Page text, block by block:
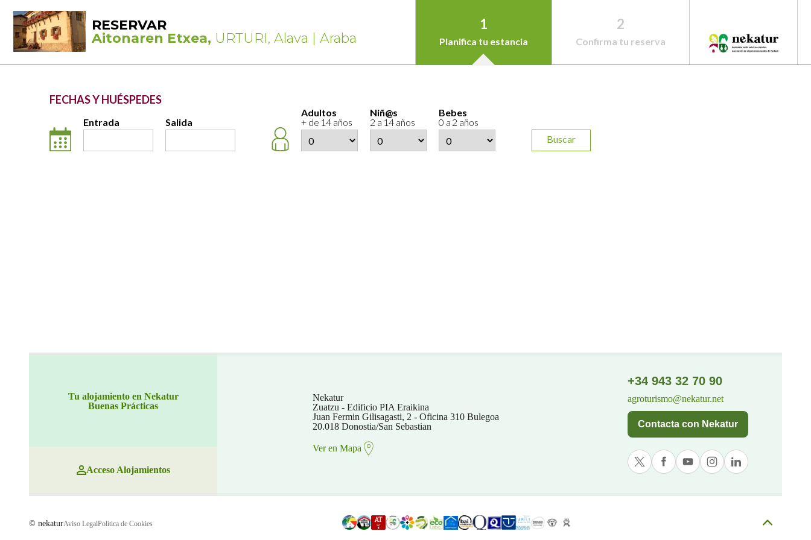
RESERVAR
Aitonaren Etxea, URTURI, Alava | Araba
1
Planifica tu estancia
2
Confirma tu reserva
FECHAS Y HUÉSPEDES
Entrada Salida
Adultos
+ de 14 años
Niñ@s
2 a 14 años
Bebes
0 a 2 años
Buscar
Tu alojamiento en Nekatur
Buenas Prácticas
Acceso Alojamientos
Nekatur
Zuatzu - Edificio PIA Eraikina
Juan Fermin Gilisagasti, 2 - Oficina 310 Bulegoa
20.018 Donostia/San Sebastian
Ver en Mapa
+34 943 32 70 90
agroturismo@nekatur.net
Contacta con Nekatur
© nekaturAviso LegalPolítica de Cookies